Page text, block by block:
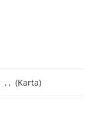
, ,(Karta)